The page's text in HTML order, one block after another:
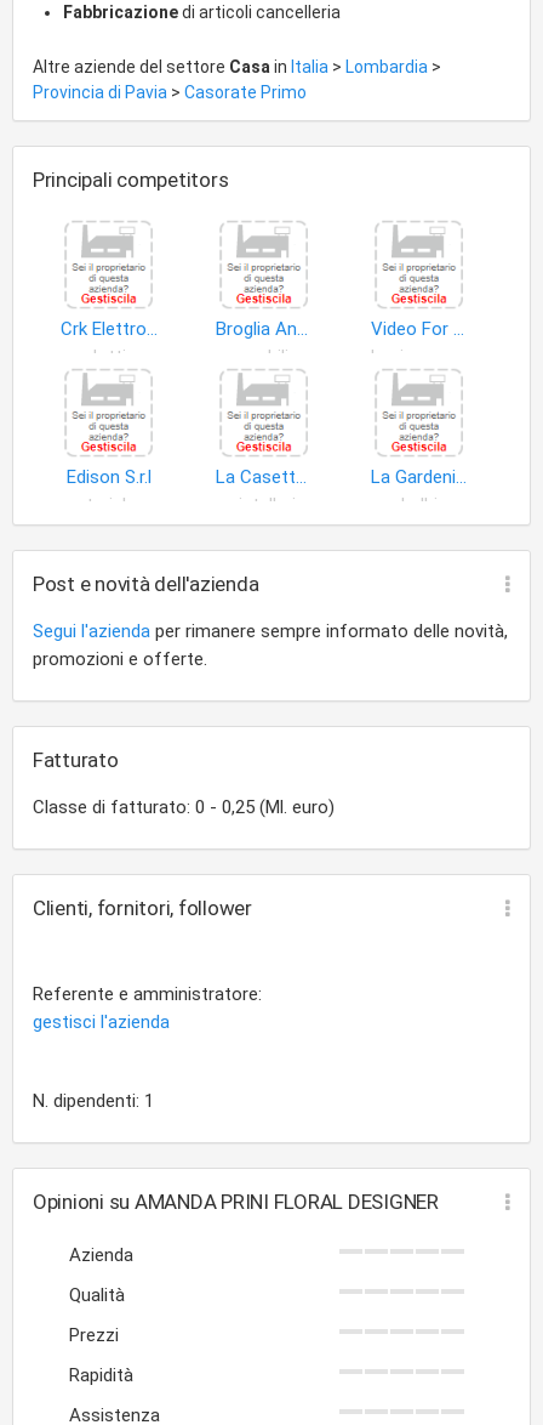
Fabbricazionedi articoli cancelleria
Altre aziende del settore Casa in Italia > Lombardia >
Provincia di Pavia > Casorate Primo
Principali competitors
Crk Elettronica di Paolo Chiarakul
Broglia Antonio
mobili
Video For You di Manfredi Simona
Edison S.r.l
La Casetta di Rosi di Pisoni Rosangela
cristalleria
La Gardenia di Sacchi Silvia
bulbi
Post e novità dell'azienda
Segui l'azienda per rimanere sempre informato delle novità,
promozioni e offerte.
Fatturato
Classe di fatturato: 0 - 0,25 (Ml. euro)
Clienti, fornitori, follower
Referente e amministratore:
gestisci l'azienda
N. dipendenti: 1
Opinioni su AMANDA PRINI FLORAL DESIGNER
Azienda
Qualità
Prezzi
Rapidità
Assistenza